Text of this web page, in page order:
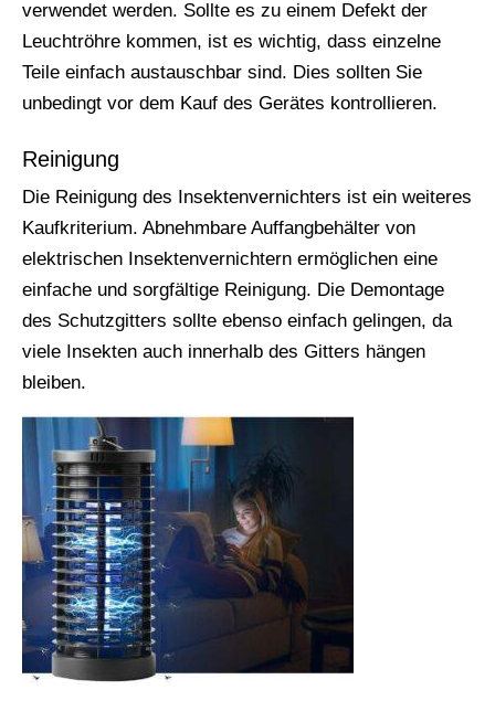
verwendet werden. Sollte es zu einem Defekt der
Leuchtröhre kommen, ist es wichtig, dass einzelne
Teile einfach austauschbar sind. Dies sollten Sie
unbedingt vor dem Kauf des Gerätes kontrollieren.
Reinigung
Die Reinigung des Insektenvernichters ist ein weiteres
Kaufkriterium. Abnehmbare Auffangbehälter von
elektrischen Insektenvernichtern ermöglichen eine
einfache und sorgfältige Reinigung. Die Demontage
des Schutzgitters sollte ebenso einfach gelingen, da
viele Insekten auch innerhalb des Gitters hängen
bleiben.